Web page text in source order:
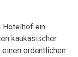
Hotelhof ein
kaukasischer
ordentlichen